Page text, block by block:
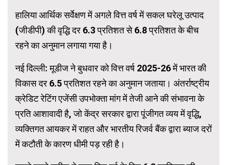
हालिया आर्थिक सर्वेक्षण में अगले वित्त वर्ष में सकल घरेलू उत्पाद
(जीडीपी) की वृद्धि दर 6.3 प्रतिशत से 6.8 प्रतिशत के बीच
रहने का अनुमान लगाया गया है।
नई दिल्ली: मूडीज ने बुधवार को वित्त वर्ष 2025-26 में भारत की
विकास दर 6.5 प्रतिशत रहने का अनुमान जताया। अंतर्राष्ट्रीय
क्रेडिट रेटिंग एजेंसी उपभोक्ता मांग में तेजी आने की संभावना के
प्रति आशावादी है, जो केंद्र सरकार द्वारा पूंजीगत व्यय में वृद्धि,
व्यक्तिगत आयकर में राहत और भारतीय रिजर्व बैंक द्वारा ब्याज दरों
में कटौती के कारण धीमी पड़ रही है।